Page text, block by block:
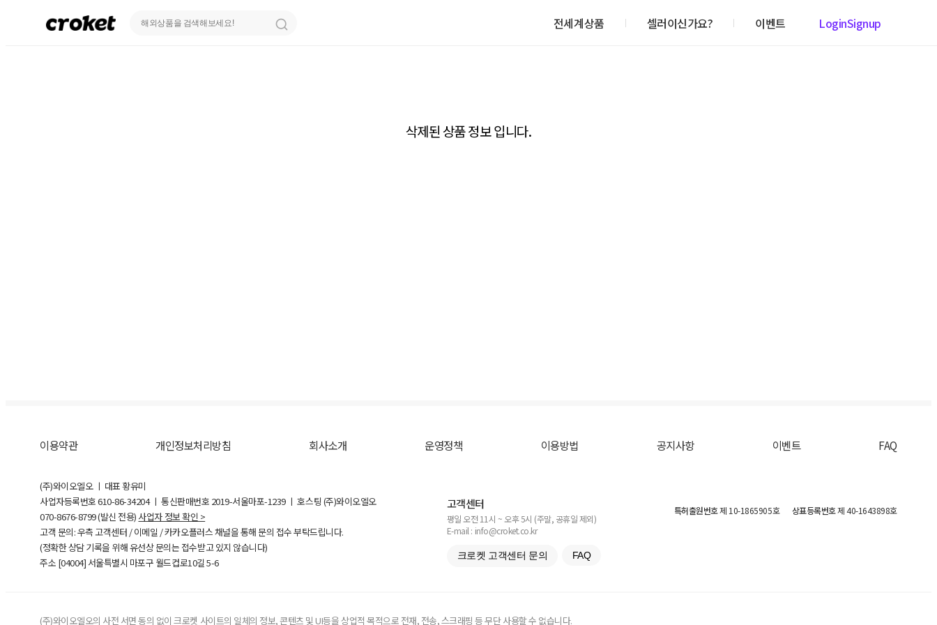
전세계상품 셀러이신가요? 이벤트 LoginSignup
삭제된 상품 정보 입니다.
이용약관 개인정보처리방침 회사소개 운영정책 이용방법 공지사항 이벤트 FAQ
(주)와이오엘오 ㅣ 대표 황유미
사업자등록번호610-86-34204ㅣ 통신판매번호 2019-서울마포-1239 ㅣ 호스팅 (주)와이오엘오
070-8676-8799 (발신 전용) 사업자 정보 확인 >
고객 문의: 우측 고객센터 / 이메일 / 카카오플러스 채널을 통해 문의 접수 부탁드립니다.
(정확한 상담 기록을 위해 유선상 문의는 접수받고 있지 않습니다)
주소 [04004] 서울특별시 마포구 월드컵로10길5-6
고객센터
평일 오전 11시 ~ 오후 5시 (주말, 공휴일 제외)
E-mail : info@croket.co.kr
크로켓 고객센터 문의 FAQ
특허출원번호제 10-1865905호 상표등록번호제 40-1643898호
(주)와이오엘오의 사전 서면 동의 없이 크로켓 사이트의 일체의 정보, 콘텐츠 및 UI등을 상업적 목적으로 전재, 전송, 스크래핑 등 무단 사용할 수 없습니다.